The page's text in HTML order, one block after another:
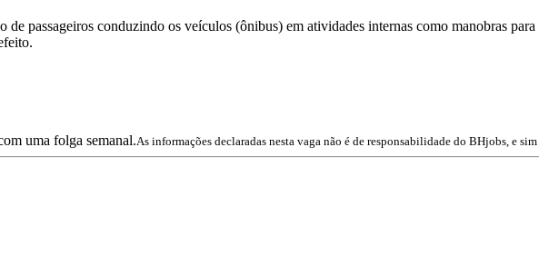
de passageiros conduzindo os veículos (ônibus) em atividades internas como manobras
uma folga semanal.As informações declaradas nesta vaga não é de responsabilidade do BHjobs, e